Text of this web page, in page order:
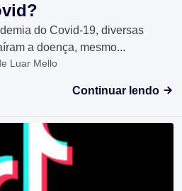
do Covid-19, diversas
a doença, mesmo...
Luar Mello
Continuar lendo